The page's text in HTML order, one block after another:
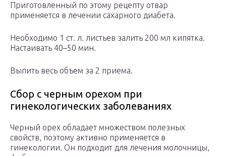
Приготовленный по этому рецепту отвар
применяется в лечении сахарного диабета.
Необходимо 1 ст. л. листьев залить 200 мл кипятка.
Настаивать 40–50 мин.
Выпить весь объем за 2 приема.
Сбор с черным орехом при
гинекологических заболеваниях
Черный орех обладает множеством полезных
свойств, поэтому активно применяется в
гинекологии. Он подходит для лечения молочницы,